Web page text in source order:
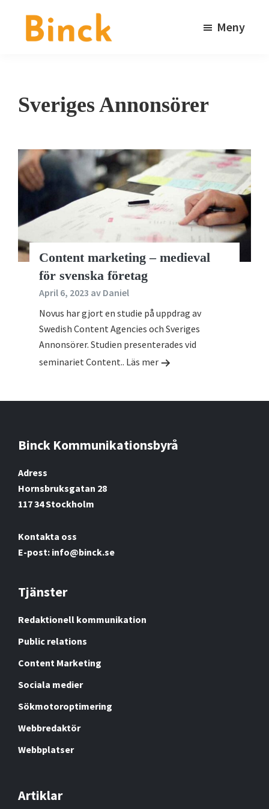
huvudinnehåll
sidfot
Meny
Sveriges Annonsörer
Content marketing – medieval
för svenska företag
April 6, 2023 av Daniel
Novus har gjort en studie på uppdrag av
Swedish Content Agencies och Sveriges
Annonsörer. Studien presenterades vid
seminariet Content.. Läs mer
Footer
Binck Kommunikationsbyrå
Adress
Hornsbruksgatan 28
117 34 Stockholm
Kontakta oss
E-post: info@binck.se
Tjänster
Redaktionell kommunikation
Public relations
Content Marketing
Sociala medier
Sökmotoroptimering
Webbredaktör
Webbplatser
Artiklar